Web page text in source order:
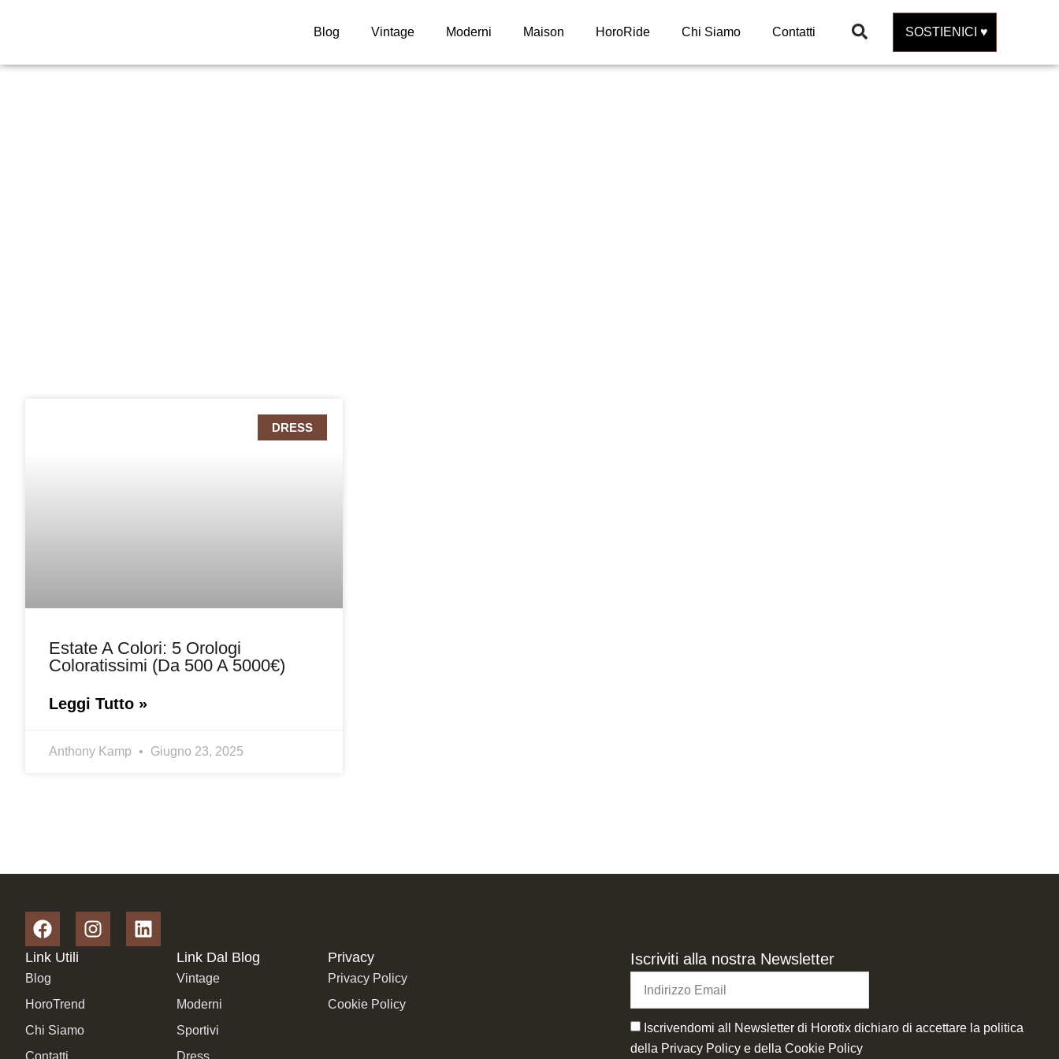
Blog Vintage Moderni Maison HoroRide Chi Siamo Contatti SOSTIENICI ♥️
DRESS
Estate A Colori: 5 Orologi
Coloratissimi (da 500 A 5000€)
Leggi Tutto »
Anthony Kamp Giugno 23, 2025
Link Utili
Blog
HoroTrend
Chi Siamo
Link Dal Blog
Vintage
Moderni
Sportivi
Privacy
Privacy Policy
Cookie Policy
Iscriviti alla nostra Newsletter
Iscrivendomi all Newsletter di Horotix dichiaro di accettare la politica
della Privacy Policy e della Cookie Policy